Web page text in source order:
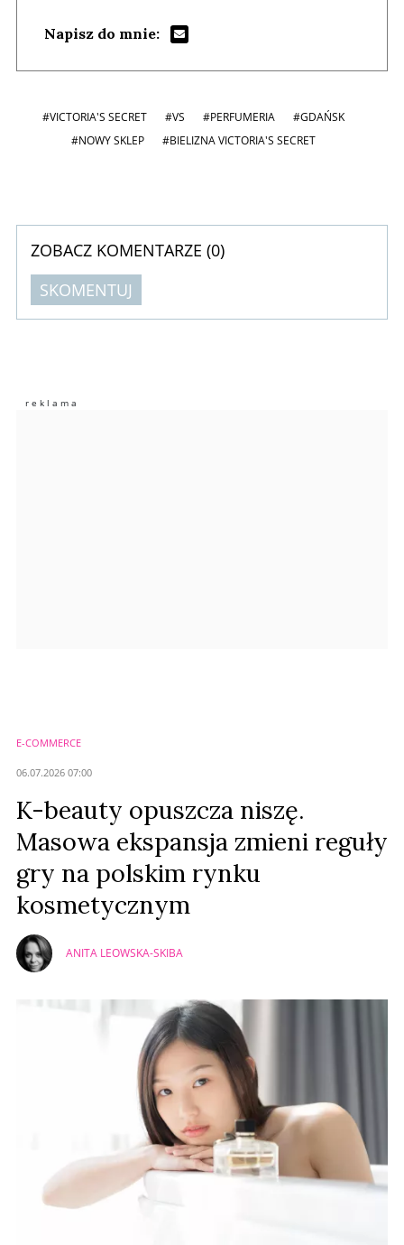
Napisz do mnie:
#VICTORIA'S SECRET #VS #PERFUMERIA
#GDAŃSK
#NOWY SKLEP
#BIELIZNA VICTORIA'S SECRET
ZOBACZ KOMENTARZE (0)
SKOMENTUJ
Imię (Wymagane)
E-COMMERCE
06.07.2026 07:00
K-beauty opuszcza niszę.
Masowa ekspansja zmieni reguły
gry na polskim rynku
kosmetycznym
ANITA LEOWSKA-SKIBA